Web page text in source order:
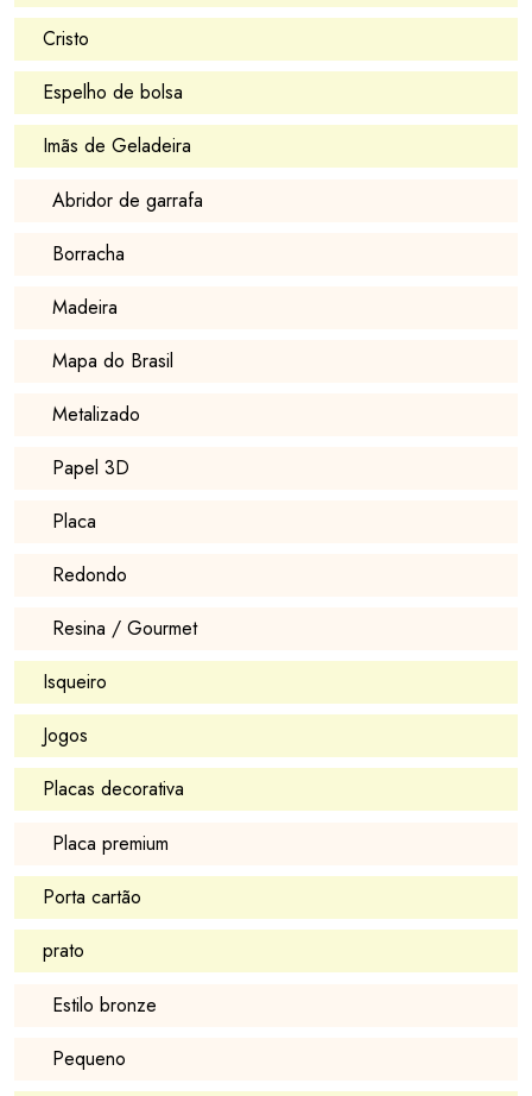
Cristo
Espelho de bolsa
Imãs de Geladeira
Abridor de garrafa
Borracha
Madeira
Mapa do Brasil
Metalizado
Papel 3D
Placa
Redondo
Resina / Gourmet
Isqueiro
Jogos
Placas decorativa
Placa premium
Porta cartão
prato
Estilo bronze
Pequeno